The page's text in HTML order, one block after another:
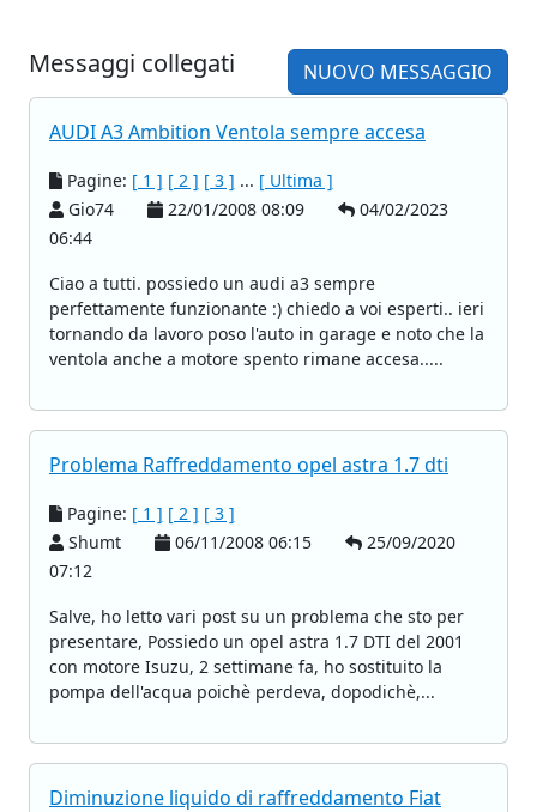
Messaggi collegati NUOVO MESSAGGIO
AUDI A3 Ambition Ventola sempre accesa
Pagine: [ 1 ] [ 2 ] [ 3 ] ... [ Ultima ]
Gio74
22/01/2008 08:09
04/02/2023
06:44
Ciao a tutti. possiedo un audi a3 sempre
perfettamente funzionante :) chiedo a voi esperti.. ieri
tornando da lavoro poso l'auto in garage e noto che la
ventola anche a motore spento rimane accesa.....
Problema Raffreddamento opel astra 1.7 dti
Pagine: [ 1 ] [ 2 ] [ 3 ]
Shumt
06/11/2008 06:15
25/09/2020
07:12
Salve, ho letto vari post su un problema che sto per
presentare, Possiedo un opel astra 1.7 DTI del 2001
con motore Isuzu, 2 settimane fa, ho sostituito la
pompa dell'acqua poichè perdeva, dopodichè,...
Diminuzione liquido di raffreddamento Fiat